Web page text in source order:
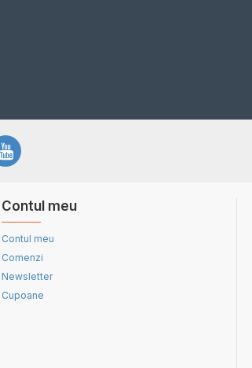
Contul meu
Contul meu
Comenzi
Newsletter
Cupoane